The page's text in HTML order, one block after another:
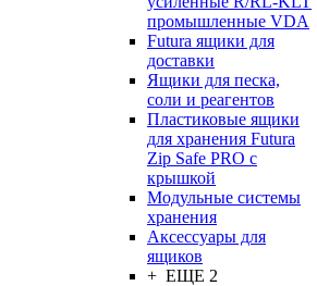
промышленные VDA
Futura ящики для
доставки
Ящики для песка,
соли и реагентов
Пластиковые ящики
для хранения Futura
Zip Safe PRO с
крышкой
Модульные системы
хранения
Аксессуары для
ящиков
+ ЕЩЕ 2